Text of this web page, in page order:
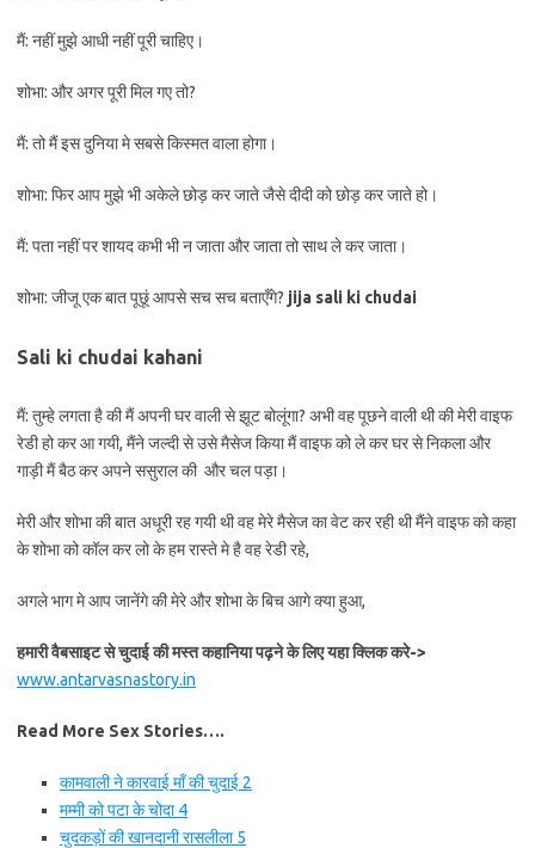
मैं: नहीं मुझे आधी नहीं पूरी चाहिए।
शोभा: और अगर पूरी मिल गए तो?
मैं: तो मैं इस दुनिया मे सबसे किस्मत वाला होगा।
शोभा: फिर आप मुझे भी अकेले छोड़ कर जाते जैसे दीदी को छोड़ कर जाते हो।
मैं: पता नहीं पर शायद कभी भी न जाता और जाता तो साथ ले कर जाता।
शोभा: जीजू एक बात पूछूं आपसे सच सच बताएँगे? jija sali ki chudai
Sali ki chudai kahani
मैं: तुम्हे लगता है की मैं अपनी घर वाली से झूट बोलूंगा? अभी वह पूछने वाली थी की मेरी वाइफ
रेडी हो कर आ गयी, मैंने जल्दी से उसे मैसेज किया मैं वाइफ को ले कर घर से निकला और
गाड़ी मैं बैठ कर अपने ससुराल की और चल पड़ा।
मेरी और शोभा की बात अधूरी रह गयी थी वह मेरे मैसेज का वेट कर रही थी मैंने वाइफ को कहा
के शोभा को कॉल कर लो के हम रास्ते मे है वह रेडी रहे,
अगले भाग मे आप जानेंगे की मेरे और शोभा के बिच आगे क्या हुआ,
हमारी वैबसाइट से चुदाई की मस्त कहानिया पढ़ने के लिए यहा क्लिक करे->
www.antarvasnastory.in
Read More Sex Stories….
कामवाली ने कारवाई माँ की चुदाई 2
मम्मी को पटा के चोदा 4
चुदकड़ों की खानदानी रासलीला 5